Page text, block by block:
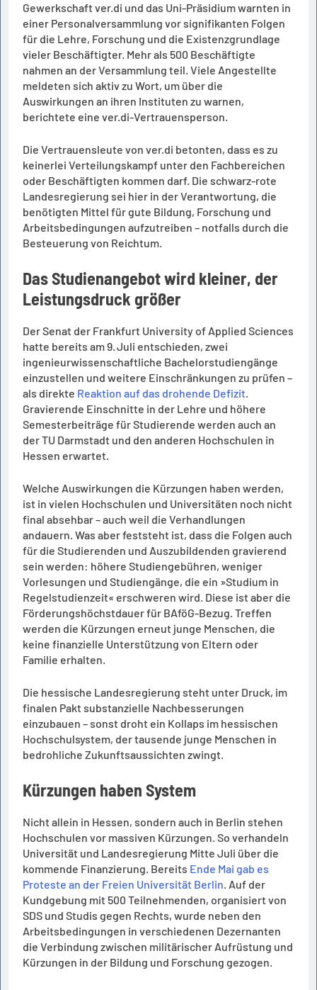
Gewerkschaft ver.di und das Uni-Präsidium warnten in
einer Personalversammlung vor signifikanten Folgen
für die Lehre, Forschung und die Existenzgrundlage
vieler Beschäftigter. Mehr als 500 Beschäftigte
nahmen an der Versammlung teil. Viele Angestellte
meldeten sich aktiv zu Wort, um über die
Auswirkungen an ihren Instituten zu warnen,
berichtete eine ver.di-Vertrauensperson.
Die Vertrauensleute von ver.di betonten, dass es zu
keinerlei Verteilungskampf unter den Fachbereichen
oder Beschäftigten kommen darf. Die schwarz-rote
Landesregierung sei hier in der Verantwortung, die
benötigten Mittel für gute Bildung, Forschung und
Arbeitsbedingungen aufzutreiben – notfalls durch die
Besteuerung von Reichtum.
Das Studienangebot wird kleiner, der
Leistungsdruck größer
Der Senat der Frankfurt University of Applied Sciences
hatte bereits am 9. Juli entschieden, zwei
ingenieurwissenschaftliche Bachelorstudiengänge
einzustellen und weitere Einschränkungen zu prüfen –
als direkte Reaktion auf das drohende Defizit.
Gravierende Einschnitte in der Lehre und höhere
Semesterbeiträge für Studierende werden auch an
der TU Darmstadt und den anderen Hochschulen in
Hessen erwartet.
Welche Auswirkungen die Kürzungen haben werden,
ist in vielen Hochschulen und Universitäten noch nicht
final absehbar – auch weil die Verhandlungen
andauern. Was aber feststeht ist, dass die Folgen auch
für die Studierenden und Auszubildenden gravierend
sein werden: höhere Studiengebühren, weniger
Vorlesungen und Studiengänge, die ein »Studium in
Regelstudienzeit« erschweren wird. Diese ist aber die
Förderungshöchstdauer für BAföG-Bezug. Treffen
werden die Kürzungen erneut junge Menschen, die
keine finanzielle Unterstützung von Eltern oder
Familie erhalten.
Die hessische Landesregierung steht unter Druck, im
finalen Pakt substanzielle Nachbesserungen
einzubauen – sonst droht ein Kollaps im hessischen
Hochschulsystem, der tausende junge Menschen in
bedrohliche Zukunftsaussichten zwingt.
Kürzungen haben System
Nicht allein in Hessen, sondern auch in Berlin stehen
Hochschulen vor massiven Kürzungen. So verhandeln
Universität und Landesregierung Mitte Juli über die
kommende Finanzierung. Bereits Ende Mai gab es
Proteste an der Freien Universität Berlin. Auf der
Kundgebung mit 500 Teilnehmenden, organisiert von
SDS und Studis gegen Rechts, wurde neben den
Arbeitsbedingungen in verschiedenen Dezernanten
die Verbindung zwischen militärischer Aufrüstung und
Kürzungen in der Bildung und Forschung gezogen.